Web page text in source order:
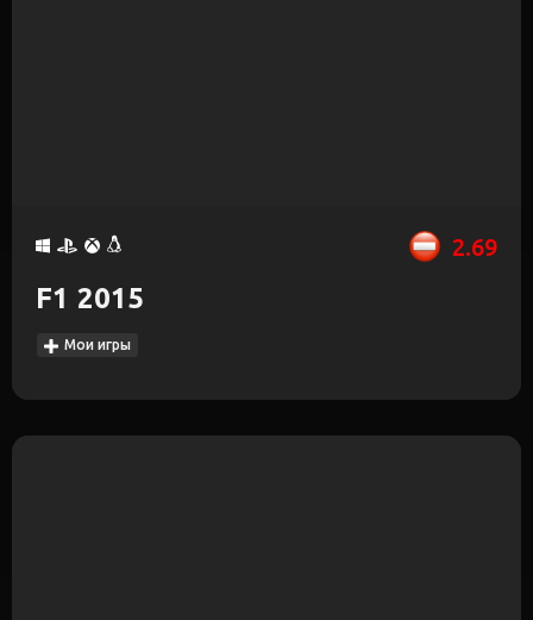
2.69
F1 2015
Мои игры